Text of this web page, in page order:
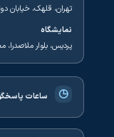
تهران، قلهک، خیابان
نمایشگاه
پردیس، بلوار ملاصدرا،
◷ ساعات